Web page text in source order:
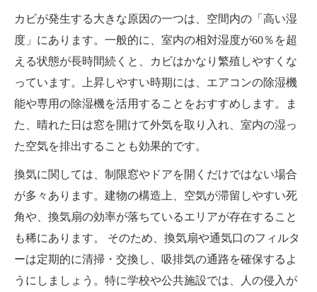
カビが発生する大きな原因の一つは、空間内の「高い湿
度」にあります。一般的に、室内の相対湿度が60％を超
える状態が長時間続くと、カビはかなり繁殖しやすくな
っています。上昇しやすい時期には、エアコンの除湿機
能や専用の除湿機を活用することをおすすめします。ま
た、晴れた日は窓を開けて外気を取り入れ、室内の湿っ
た空気を排出することも効果的です。
換気に関しては、制限窓やドアを開くだけではない場合
が多々あります。建物の構造上、空気が滞留しやすい死
角や、換気扇の効率が落ちているエリアが存在すること
も稀にあります。 そのため、換気扇や通気口のフィルタ
ーは定期的に清掃・交換し、吸排気の通路を確保するよ
うにしましょう。特に学校や公共施設では、人の侵入が